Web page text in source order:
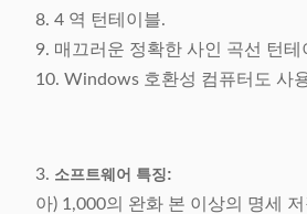
8. 4 역 턴테이블.
9. 매끄러운 정확한 사인 곡선 턴테
10. Windows 호환성 컴퓨터도 사
3. 소프트웨어 특징:
아) 1,000의 완화 본 이상의 명세 저